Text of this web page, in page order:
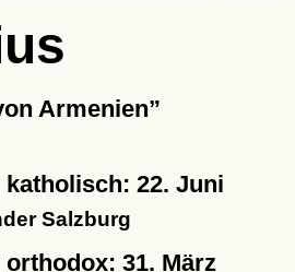
Armenien
22. Juni
Salzburg
31. März